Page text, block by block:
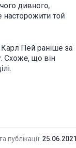
дивного,
той
Пей раніше за
Схоже, що він
публікації: 25.06.2021